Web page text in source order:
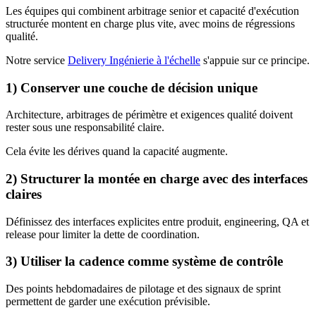
Les équipes qui combinent arbitrage senior et capacité d'exécution
structurée montent en charge plus vite, avec moins de régressions
qualité.
Notre service Delivery Ingénierie à l'échelle s'appuie sur ce principe.
1) Conserver une couche de décision unique
Architecture, arbitrages de périmètre et exigences qualité doivent
rester sous une responsabilité claire.
Cela évite les dérives quand la capacité augmente.
2) Structurer la montée en charge avec des interfaces
claires
Définissez des interfaces explicites entre produit, engineering, QA et
release pour limiter la dette de coordination.
3) Utiliser la cadence comme système de contrôle
Des points hebdomadaires de pilotage et des signaux de sprint
permettent de garder une exécution prévisible.